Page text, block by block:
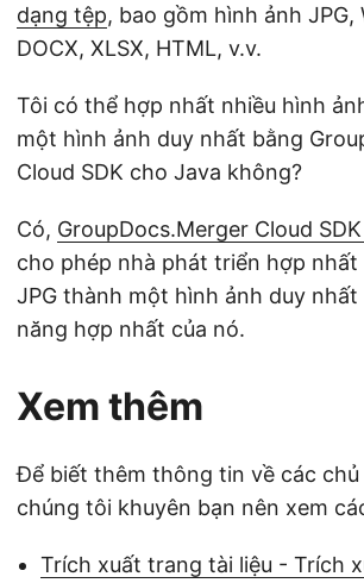
dạng tệp, bao gồm hình ảnh JPG,
DOCX, XLSX, HTML, v.v.
Tôi có thể hợp nhất nhiều hình
một hình ảnh duy nhất bằng
Cloud SDK cho Java không?
Có, GroupDocs.Merger Cloud
cho phép nhà phát triển hợp nhất
JPG thành một hình ảnh duy
năng hợp nhất của nó.
Xem thêm
Để biết thêm thông tin về các chủ
chúng tôi khuyên bạn nên xem
Trích xuất trang tài liệu - Trích